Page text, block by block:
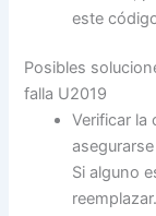
este
Posibles
falla U2019
Verificar la
Si alguno
reemplazar.